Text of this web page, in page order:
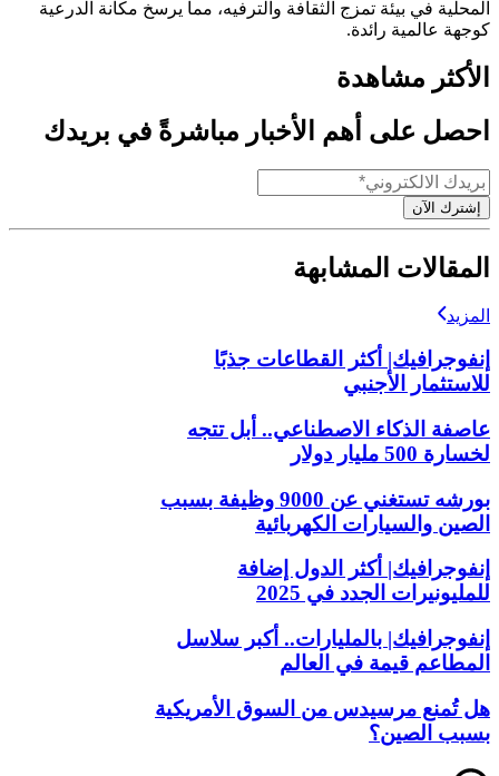
المحلية في بيئة تمزج الثقافة والترفيه، مما يرسخ مكانة الدرعية
كوجهة عالمية رائدة.
الأكثر مشاهدة
احصل على أهم الأخبار مباشرةً في بريدك
إشترك الآن
المقالات المشابهة
المزيد
إنفوجرافيك| أكثر القطاعات جذبًا
للاستثمار الأجنبي
عاصفة الذكاء الاصطناعي.. أبل تتجه
لخسارة 500 مليار دولار
بورشه تستغني عن 9000 وظيفة بسبب
الصين والسيارات الكهربائية
إنفوجرافيك| أكثر الدول إضافة
للمليونيرات الجدد في 2025
إنفوجرافيك| بالمليارات.. أكبر سلاسل
المطاعم قيمة في العالم
هل تُمنع مرسيدس من السوق الأمريكية
بسبب الصين؟